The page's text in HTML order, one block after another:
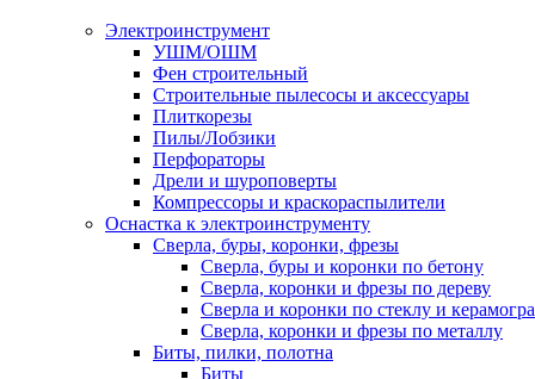
Электроинструмент
УШМ/ОШМ
Фен строительный
Строительные пылесосы и аксессуары
Плиткорезы
Пилы/Лобзики
Перфораторы
Дрели и шуроповерты
Компрессоры и краскораспылители
Оснастка к электроинструменту
Сверла, буры, коронки, фрезы
Сверла, буры и коронки по бетону
Сверла, коронки и фрезы по дереву
Сверла и коронки по стеклу и
Сверла, коронки и фрезы по металлу
Биты, пилки, полотна
Биты